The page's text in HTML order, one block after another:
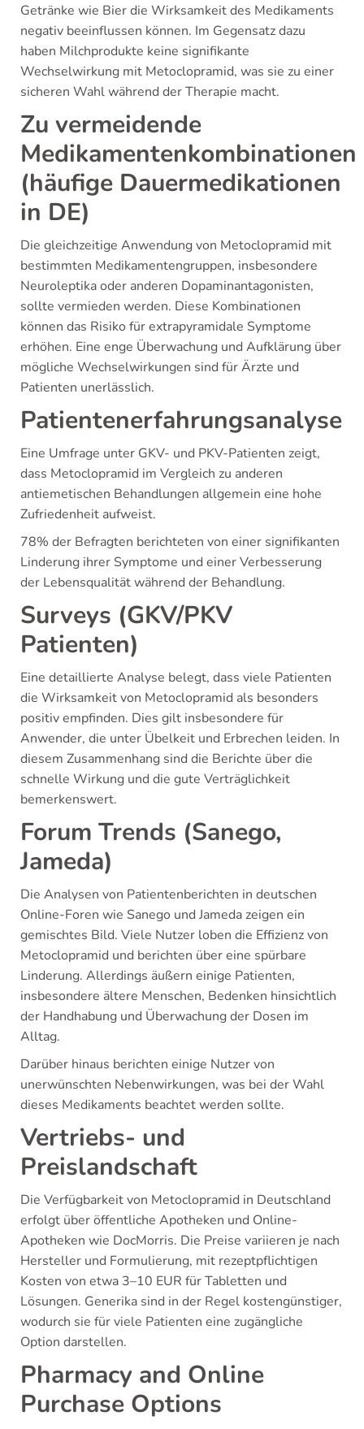
Getränke wie Bier die Wirksamkeit des Medikaments
negativ beeinflussen können. Im Gegensatz dazu
haben Milchprodukte keine signifikante
Wechselwirkung mit Metoclopramid, was sie zu einer
sicheren Wahl während der Therapie macht.
Zu vermeidende
Medikamentenkombinationen
(häufige Dauermedikationen
in DE)
Die gleichzeitige Anwendung von Metoclopramid mit
bestimmten Medikamentengruppen, insbesondere
Neuroleptika oder anderen Dopaminantagonisten,
sollte vermieden werden. Diese Kombinationen
können das Risiko für extrapyramidale Symptome
erhöhen. Eine enge Überwachung und Aufklärung über
mögliche Wechselwirkungen sind für Ärzte und
Patienten unerlässlich.
Patientenerfahrungsanalyse
Eine Umfrage unter GKV- und PKV-Patienten zeigt,
dass Metoclopramid im Vergleich zu anderen
antiemetischen Behandlungen allgemein eine hohe
Zufriedenheit aufweist.
78% der Befragten berichteten von einer signifikanten
Linderung ihrer Symptome und einer Verbesserung
der Lebensqualität während der Behandlung.
Surveys (GKV/PKV
Patienten)
Eine detaillierte Analyse belegt, dass viele Patienten
die Wirksamkeit von Metoclopramid als besonders
positiv empfinden. Dies gilt insbesondere für
Anwender, die unter Übelkeit und Erbrechen leiden. In
diesem Zusammenhang sind die Berichte über die
schnelle Wirkung und die gute Verträglichkeit
bemerkenswert.
Forum Trends (Sanego,
Jameda)
Die Analysen von Patientenberichten in deutschen
Online-Foren wie Sanego und Jameda zeigen ein
gemischtes Bild. Viele Nutzer loben die Effizienz von
Metoclopramid und berichten über eine spürbare
Linderung. Allerdings äußern einige Patienten,
insbesondere ältere Menschen, Bedenken hinsichtlich
der Handhabung und Überwachung der Dosen im
Alltag.
Darüber hinaus berichten einige Nutzer von
unerwünschten Nebenwirkungen, was bei der Wahl
dieses Medikaments beachtet werden sollte.
Vertriebs- und
Preislandschaft
Die Verfügbarkeit von Metoclopramid in Deutschland
erfolgt über öffentliche Apotheken und Online-
Apotheken wie DocMorris. Die Preise variieren je nach
Hersteller und Formulierung, mit rezeptpflichtigen
Kosten von etwa 3–10 EUR für Tabletten und
Lösungen. Generika sind in der Regel kostengünstiger,
wodurch sie für viele Patienten eine zugängliche
Option darstellen.
Pharmacy and Online
Purchase Options